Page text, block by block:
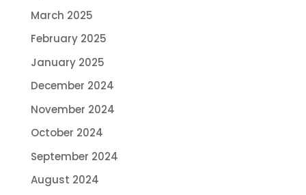
March 2025
February 2025
January 2025
December 2024
November 2024
October 2024
September 2024
August 2024